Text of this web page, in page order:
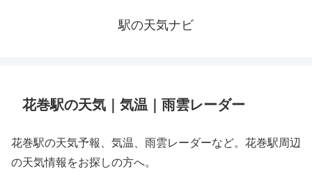
駅の天気ナビ
花巻駅の天気｜気温｜雨雲レーダー
花巻駅の天気予報、気温、雨雲レーダーなど。花巻駅周辺
の天気情報をお探しの方へ。